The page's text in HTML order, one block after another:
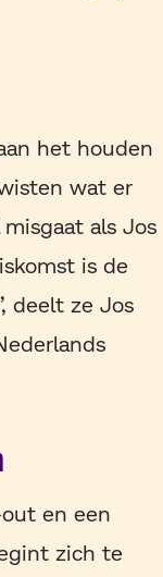
het houden
wat er
als Jos
is de
deelt ze Jos
en een
zich te